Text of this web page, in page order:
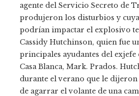
agente del Servicio Secreto de
produjeron los disturbios y
podrían impactar el explosivo
Cassidy Hutchinson, quien fue
principales ayudantes del exjefe
Casa Blanca, Mark. Prados.
durante el verano que le
de agarrar el volante de una